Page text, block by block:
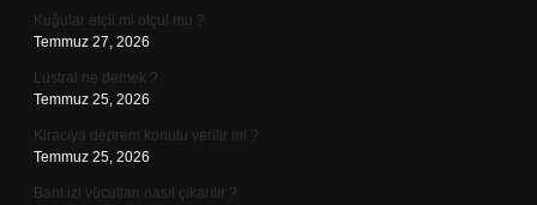
Kuğular etçil mi otçul mu ?
Temmuz 27, 2026
Lustral ne demek ?
Temmuz 25, 2026
Kiracıya deprem konutu verilir mi ?
Temmuz 25, 2026
Bant izi vücuttan nasıl çıkarılır ?